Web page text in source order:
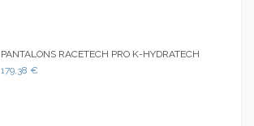
PANTALONS RACETECH PRO K-HYDRATECH
179,38 €